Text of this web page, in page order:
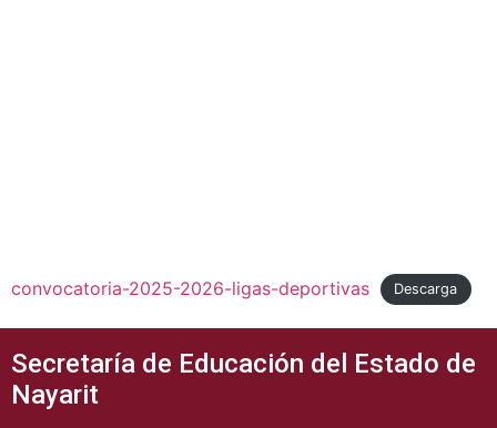
convocatoria-2025-2026-ligas-deportivas Descarga
Secretaría de Educación del Estado de
Nayarit